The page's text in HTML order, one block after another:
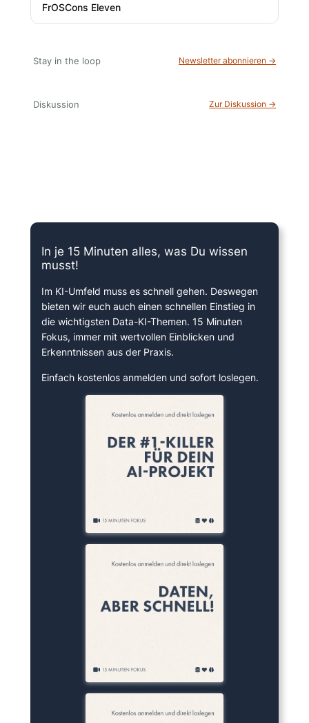
FrOSCons Eleven
Stay in the loop Newsletter abonnieren →
Diskussion Zur Diskussion →
In je 15 Minuten alles, was Du wissen
musst!
Im KI-Umfeld muss es schnell gehen. Deswegen
bieten wir euch auch einen schnellen Einstieg in
die wichtigsten Data-KI-Themen. 15 Minuten
Fokus, immer mit wertvollen Einblicken und
Erkenntnissen aus der Praxis.
Einfach kostenlos anmelden und sofort loslegen.